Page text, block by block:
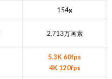
154g
2,713万画素
5.3K 60fps
4K 120fps